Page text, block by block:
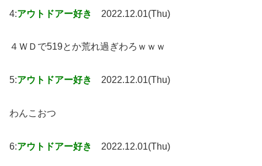
4:アウトドアー好き 2022.12.01(Thu)
４ＷＤで519とか荒れ過ぎわろｗｗｗ
5:アウトドアー好き 2022.12.01(Thu)
わんこおつ
6:アウトドアー好き 2022.12.01(Thu)